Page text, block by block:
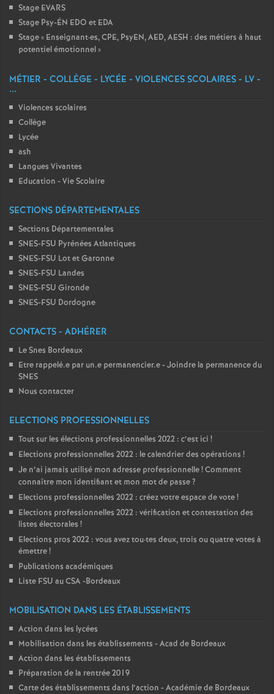
Stage EVARS
Stage Psy-ÉN EDO et EDA
Stage « Enseignant·es, CPE, PsyEN, AED, AESH : des métiers à haut
potentiel émotionnel»
MÉTIER - COLLÈGE - LYCÉE - VIOLENCES SCOLAIRES - LV -
...
Violences scolaires
Collège
Lycée
ash
Langues Vivantes
Education - Vie Scolaire
SECTIONS DÉPARTEMENTALES
Sections Départementales
SNES-FSU Pyrénées Atlantiques
SNES-FSU Lot et Garonne
SNES-FSU Landes
SNES-FSU Gironde
SNES-FSU Dordogne
CONTACTS - ADHÉRER
Le Snes Bordeaux
Etre rappelé.e par un.e permanencier.e - Joindre la permanence du
SNES
Nous contacter
ELECTIONS PROFESSIONNELLES
Tout sur les élections professionnelles 2022 : c’est ici !
Elections professionnelles 2022 : le calendrier des opérations !
Je n’ai jamais utilisé mon adresse professionnelle! Comment
connaître mon identifiant et mon mot de passe?
Elections professionnelles 2022 : créez votre espace de vote!
Elections professionnelles 2022 : vérification et contestation des
listes électorales !
Elections pros 2022 : vous avez tou·tes deux, trois ou quatre votes à
émettre!
Publications académiques
Liste FSU au CSA -Bordeaux
MOBILISATION DANS LES ÉTABLISSEMENTS
Action dans les lycées
Mobilisation dans les établissements - Acad de Bordeaux
Action dans les établissements
Préparation de la rentrée 2019
Carte des établissements dans l’action - Académie de Bordeaux